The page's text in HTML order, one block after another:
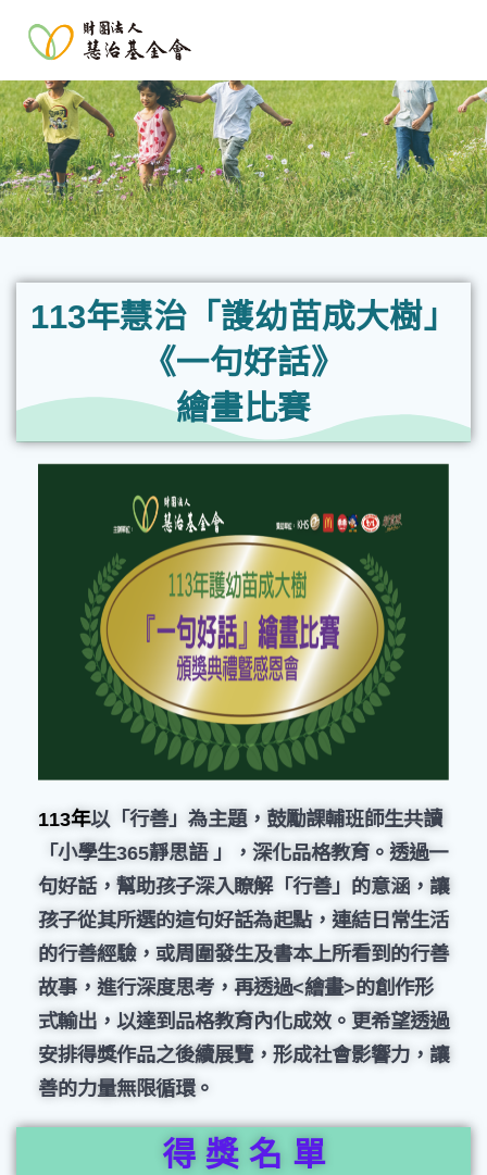
113年慧治「護幼苗成大樹」
《一句好話》
繪畫比賽
113年以「行善」為主題，鼓勵課輔班師生共讀
「小學生365靜思語 」，深化品格教育。透過一
句好話，幫助孩子深入瞭解「行善」的意涵，讓
孩子從其所選的這句好話為起點，連結日常生活
的行善經驗，或周圍發生及書本上所看到的行善
故事，進行深度思考，再透過<繪畫>的創作形
式輸出，以達到品格教育內化成效。更希望透過
安排得獎作品之後續展覽，形成社會影響力，讓
善的力量無限循環。
得 獎 名 單